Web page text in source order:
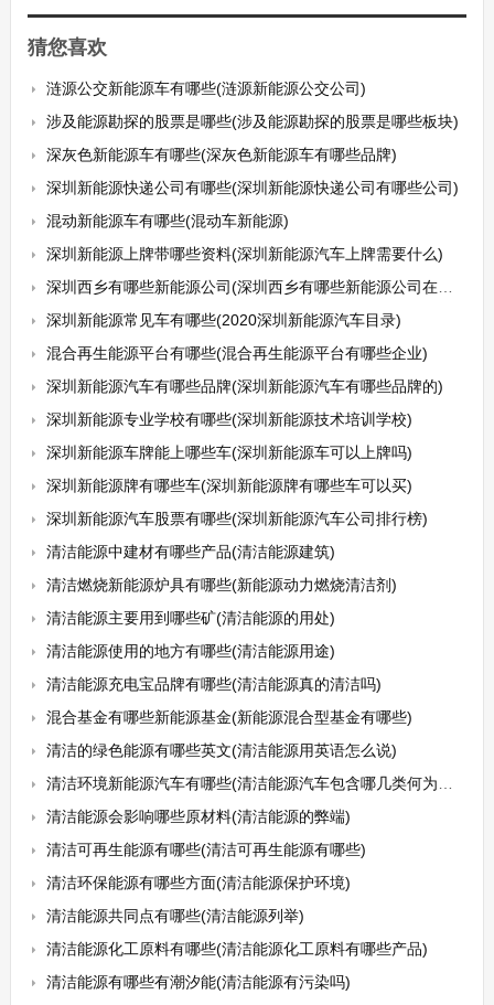
猜您喜欢
涟源公交新能源车有哪些(涟源新能源公交公司)
涉及能源勘探的股票是哪些(涉及能源勘探的股票是哪些板块)
深灰色新能源车有哪些(深灰色新能源车有哪些品牌)
深圳新能源快递公司有哪些(深圳新能源快递公司有哪些公司)
混动新能源车有哪些(混动车新能源)
深圳新能源上牌带哪些资料(深圳新能源汽车上牌需要什么)
深圳西乡有哪些新能源公司(深圳西乡有哪些新能源公司在招工)
深圳新能源常见车有哪些(2020深圳新能源汽车目录)
混合再生能源平台有哪些(混合再生能源平台有哪些企业)
深圳新能源汽车有哪些品牌(深圳新能源汽车有哪些品牌的)
深圳新能源专业学校有哪些(深圳新能源技术培训学校)
深圳新能源车牌能上哪些车(深圳新能源车可以上牌吗)
深圳新能源牌有哪些车(深圳新能源牌有哪些车可以买)
深圳新能源汽车股票有哪些(深圳新能源汽车公司排行榜)
清洁能源中建材有哪些产品(清洁能源建筑)
清洁燃烧新能源炉具有哪些(新能源动力燃烧清洁剂)
清洁能源主要用到哪些矿(清洁能源的用处)
清洁能源使用的地方有哪些(清洁能源用途)
清洁能源充电宝品牌有哪些(清洁能源真的清洁吗)
混合基金有哪些新能源基金(新能源混合型基金有哪些)
清洁的绿色能源有哪些英文(清洁能源用英语怎么说)
清洁环境新能源汽车有哪些(清洁能源汽车包含哪几类何为新能源汽车)
清洁能源会影响哪些原材料(清洁能源的弊端)
清洁可再生能源有哪些(清洁可再生能源有哪些)
清洁环保能源有哪些方面(清洁能源保护环境)
清洁能源共同点有哪些(清洁能源列举)
清洁能源化工原料有哪些(清洁能源化工原料有哪些产品)
清洁能源有哪些有潮汐能(清洁能源有污染吗)